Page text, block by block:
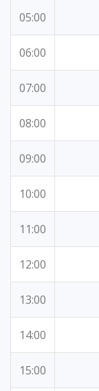
05:00
06:00
07:00
08:00
09:00
10:00
11:00
12:00
13:00
14:00
15:00